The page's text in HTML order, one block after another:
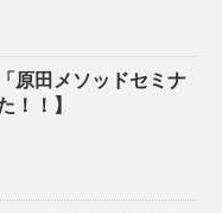
原田メソッドセミナ
！！】